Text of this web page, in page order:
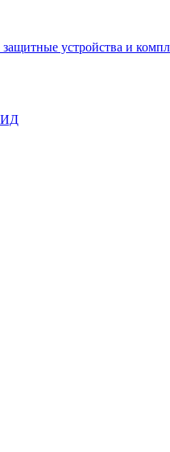
устройства и